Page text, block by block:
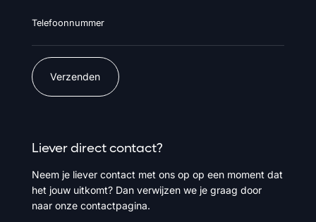
Telefoonnummer
Verzenden
Liever direct contact?
Neem je liever contact met ons op op een moment dat
het jouw uitkomt? Dan verwijzen we je graag door
naar onze contactpagina.